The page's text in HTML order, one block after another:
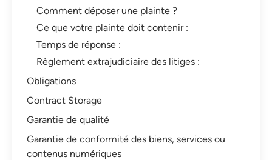
Comment déposer une plainte ?
Ce que votre plainte doit contenir :
Temps de réponse :
Règlement extrajudiciaire des litiges :
Obligations
Contract Storage
Garantie de qualité
Garantie de conformité des biens, services ou
contenus numériques